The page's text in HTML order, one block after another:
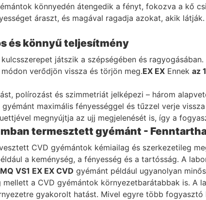
könnyedén átengedik a fényt, fokozva a kő
áraszt, és magával ragadja azokat, akik látják.
és könnyű teljesítmény
játszik a szépségében és
verődjön vissza és törjön meg.EX EX Ennek az
polírozást és szimmetriát jelképezi – három
maximális fényességgel és tűzzel verje
megnyújtja az ujj megjelenését is, így a
termesztett gyémánt -
CVD gyémántok kémiailag és szerkezetileg
a keménység, a fényesség és a tartósság. A
VS1 EX EX CVD gyémánt például ugyanolyan
mellett a CVD gyémántok környezetbarátabbak is.
gyakorolt ​​​​hatást. Mivel egyre több